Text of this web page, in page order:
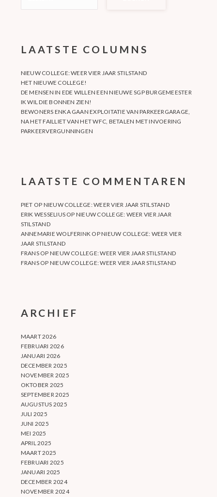
LAATSTE COLUMNS
NIEUW COLLEGE: WEER VIER JAAR STILSTAND
HET NIEUWE COLLEGE!
DE MENSEN IN EDE WILLEN EEN NIEUWE SGP BURGEMEESTER
IK WIL DIE BONNEN ZIEN!
BEWONERS ENKA GAAN EXPLOITATIE VAN PARKEERGARAGE,
NA HET FAILLIET VAN HET WFC, BETALEN MET INVOERING
PARKEERVERGUNNINGEN
LAATSTE COMMENTAREN
PIET OP NIEUW COLLEGE: WEER VIER JAAR STILSTAND
ERIK WESSELIUS OP NIEUW COLLEGE: WEER VIER JAAR
STILSTAND
ANNEMARIE WOLFERINK OPNIEUW COLLEGE: WEER VIER
JAAR STILSTAND
FRANSOP NIEUW COLLEGE: WEER VIER JAAR STILSTAND
FRANSOP NIEUW COLLEGE: WEER VIER JAAR STILSTAND
ARCHIEF
MAART 2026
FEBRUARI 2026
JANUARI 2026
DECEMBER 2025
NOVEMBER 2025
OKTOBER 2025
SEPTEMBER 2025
AUGUSTUS 2025
JULI 2025
JUNI 2025
MEI 2025
APRIL 2025
MAART 2025
FEBRUARI 2025
JANUARI 2025
DECEMBER 2024
NOVEMBER 2024